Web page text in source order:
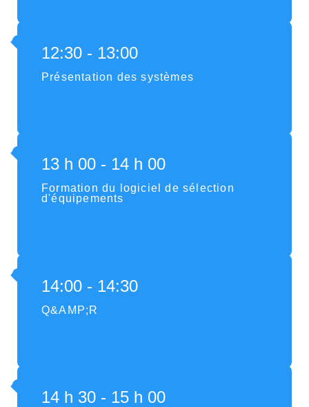
12:30 - 13:00
Présentation des systèmes
13 h 00 - 14 h 00
Formation du logiciel de sélection
d'équipements
14:00 - 14:30
Q&AMP;R
14 h 30 - 15 h 00